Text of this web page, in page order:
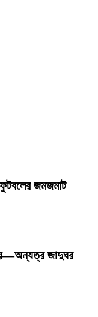
জমজমাট
জাদুঘর